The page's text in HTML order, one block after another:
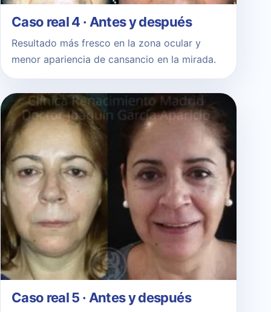
Caso real 4 · Antes y después
Resultado más fresco en la zona ocular y
menor apariencia de cansancio en la mirada.
Caso real 5 · Antes y después